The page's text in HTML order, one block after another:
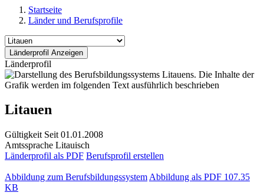
Startseite
Länder und Berufsprofile
Länderprofil
Litauen
Gültigkeit Seit 01.01.2008
Amtssprache Litauisch
Länderprofil als PDF Berufsprofil erstellen
Abbildung zum Berufsbildungssystem Abbildung als PDF 107.35
KB